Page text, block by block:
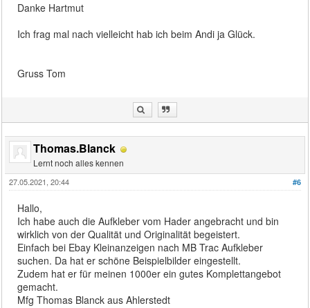
Danke Hartmut
Ich frag mal nach vielleicht hab ich beim Andi ja Glück.
Gruss Tom
Thomas.Blanck
Lernt noch alles kennen
#6
27.05.2021, 20:44
Hallo,
Ich habe auch die Aufkleber vom Hader angebracht und bin
wirklich von der Qualität und Originalität begeistert.
Einfach bei Ebay Kleinanzeigen nach MB Trac Aufkleber
suchen. Da hat er schöne Beispielbilder eingestellt.
Zudem hat er für meinen 1000er ein gutes Komplettangebot
gemacht.
Mfg Thomas Blanck aus Ahlerstedt